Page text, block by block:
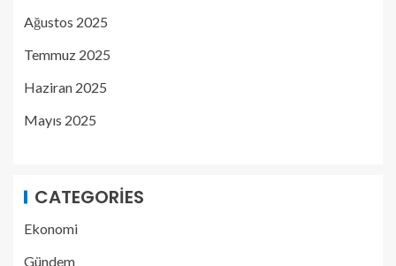
Ağustos 2025
Temmuz 2025
Haziran 2025
Mayıs 2025
CATEGORIES
Ekonomi
Gündem